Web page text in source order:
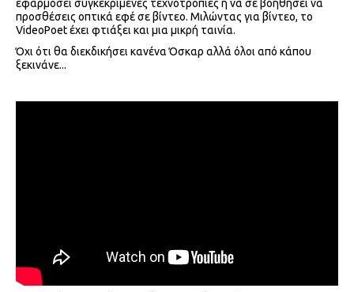
εφαρμόσει συγκεκριμένες τεχνοτροπίες ή να σε βοηθήσει να
προσθέσεις οπτικά εφέ σε βίντεο. Μιλώντας για βίντεο, το
VideoPoet έχει φτιάξει και μια μικρή ταινία.
Όχι ότι θα διεκδικήσει κανένα Όσκαρ αλλά όλοι από κάπου
ξεκινάνε...